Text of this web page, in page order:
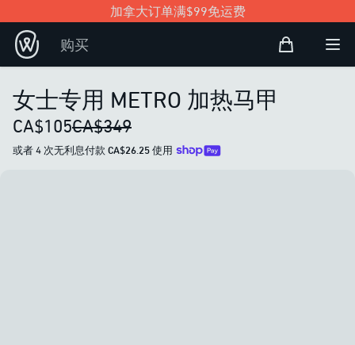
加拿大订单满$99免运费
购买 购物袋Open
打
女士专用 METRO 加热马甲
CA$105CA$349
或者 4 次无利息付款 CA$26.25使用